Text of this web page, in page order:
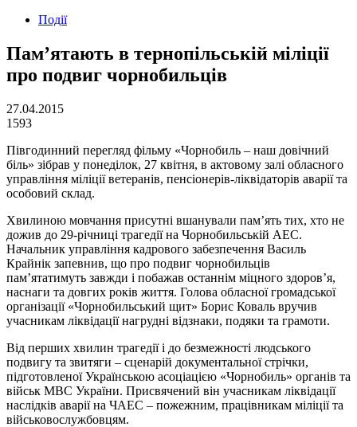
Події
Пам’ятають в тернопільській міліції
про подвиг чорнобильців
27.04.2015
1593
Півгодинний перегляд фільму «Чорнобиль – наш довічний
біль» зібрав у понеділок, 27 квітня, в актовому залі обласного
управління міліції ветеранів, пенсіонерів-ліквідаторів аварії та
особовий склад.
Хвилиною мовчання присутні вшанували пам’ять тих, хто не
дожив до 29-річниці трагедії на Чорнобильській АЕС.
Начальник управління кадрового забезпечення Василь
Крайнік запевнив, що про подвиг чорнобильців
пам’ятатимуть завжди і побажав останнім міцного здоров’я,
наснаги та довгих років життя. Голова обласної громадської
організації «Чорнобильський щит» Борис Коваль вручив
учасникам ліквідації нагрудні відзнаки, подяки та грамоти.
Від перших хвилин трагедії і до безмежності людського
подвигу та звитяги – сценарій документальної стрічки,
підготовленої Українською асоціацією «Чорнобиль» органів та
військ МВС України. Присвячений він учасникам ліквідації
наслідків аварії на ЧАЕС – пожежним, працівникам міліції та
військовослужбовцям.